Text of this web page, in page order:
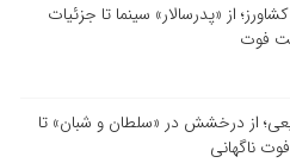
از «پدرسالار» سینما تا جزئیات
فوت
از درخشش در «سلطان و شبان» تا
ناگهانی